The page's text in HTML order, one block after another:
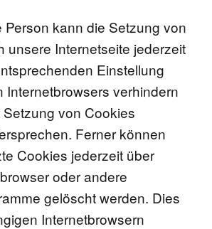
Person kann die Setzung von
unsere Internetseite jederzeit
Einstellung
Internetbrowsers verhindern
von Cookies
Ferner können
Cookies jederzeit über
oder andere
gelöscht werden. Dies
Internetbrowsern